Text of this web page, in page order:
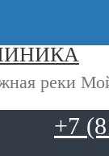
реки
+7